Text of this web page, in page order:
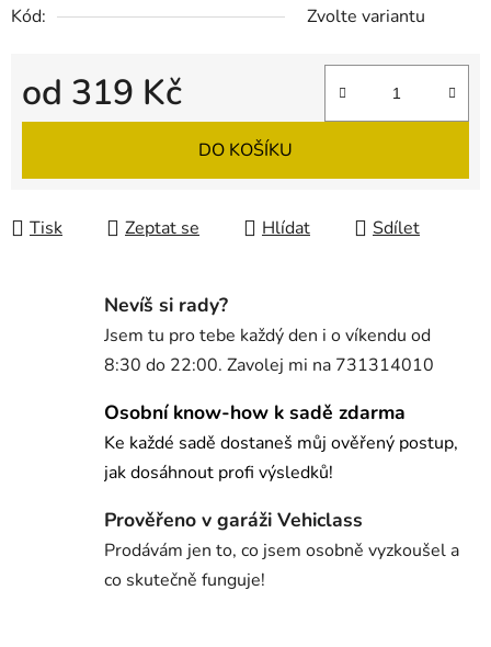
Kód:
Zvolte variantu
od 319 Kč
Měrná cena:
DO KOŠÍKU
Tisk Zeptat se Hlídat Sdílet
Nevíš si rady?
Jsem tu pro tebe každý den i o víkendu od
8:30 do 22:00. Zavolej mi na 731314010
Osobní know-how k sadě zdarma
Ke každé sadě dostaneš můj ověřený postup,
jak dosáhnout profi výsledků!
Prověřeno v garáži Vehiclass
Prodávám jen to, co jsem osobně vyzkoušel a
co skutečně funguje!